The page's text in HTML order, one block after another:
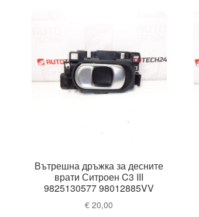
Вътрешна дръжка за десните
врати Ситроен C3 III
9825130577 98012885VV
€ 20,00